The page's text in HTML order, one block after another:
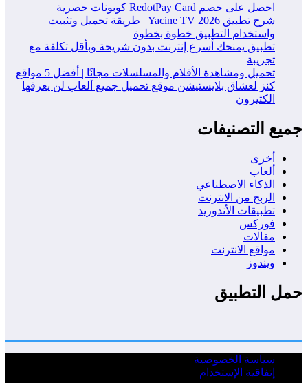
احصل على خصم RedotPay Card كوبونات حصرية
شرح تطبيق Yacine TV 2026 | طريقة تحميل وتثبيت
واستخدام التطبيق خطوة بخطوة
تطبيق يمنحك أسرع إنترنت بدون شريحة وبأقل تكلفة مع
تجريبة
تحميل ومشاهدة الأفلام والمسلسلات مجانًا | أفضل 5 مواقع
كنز لعشاق بلايستيشن موقع تحميل جميع ألعاب لن يعرفها
الكثيرون
جميع التصنيفات
أخرى
ألعاب
الذكاء الاصطناعي
الربح من الانترنت
تطبيقات الأندوريد
فوركس
مقالات
مواقع الانترنت
ويندوز
حمل التطبيق
سياسة الخصوصية
إتفاقية الإستخدام